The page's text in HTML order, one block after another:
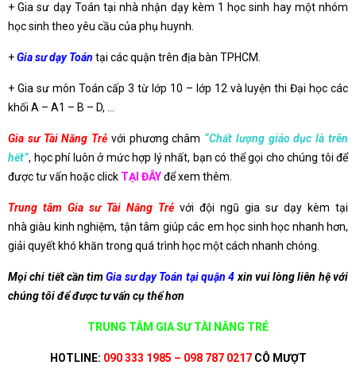
+ Gia sư dạy Toán tại nhà nhận dạy kèm 1 học sinh hay một nhóm
học sinh theo yêu cầu của phụ huynh.
+Gia sư dạy Toán tại các quận trên địa bàn TPHCM.
+ Gia sư môn Toán cấp 3 từ lớp 10 – lớp 12 và luyện thi Đại học các
khối A – A1 – B – D, …
Gia sư Tài Năng Trẻ với phương châm “Chất lượng giáo dục là trên
hết”, học phí luôn ở mức hợp lý nhất, bạn có thể gọi cho chúng tôi để
được tư vấn hoặc click TẠI ĐÂYđể xem thêm.
Trung tâm Gia sư Tài Năng Trẻ với đội ngũ gia sư dạy kèm tại
nhà giàu kinh nghiệm, tận tâm giúp các em học sinh học nhanh hơn,
giải quyết khó khăn trong quá trình học một cách nhanh chóng.
Mọi chi tiết cần tìmGia sư dạy Toán tại quận 4xin vui lòng liên hệ với
chúng tôi để được tư vấn cụ thể hơn
TRUNG TÂM GIA SƯ TÀI NĂNG TRẺ
HOTLINE: 090 333 1985 – 098 787 0217 CÔ MƯỢT